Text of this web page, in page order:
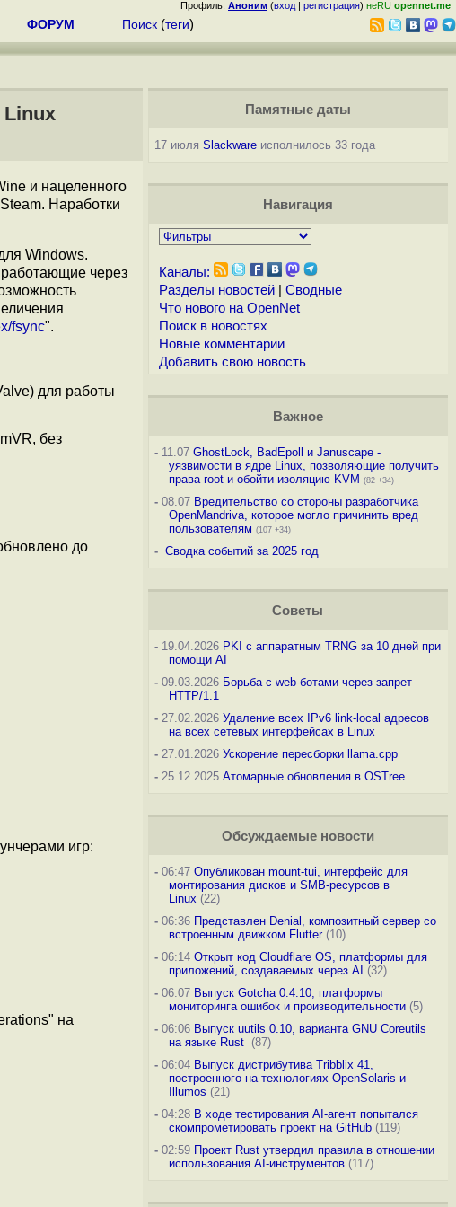
Профиль: Аноним (вход | регистрация) неRU opennet.me
ФОРУМ Поиск (теги)
Linux
и нацеленного
Наработки
Windows.
через
fsync".
для работы
без
до
игр:
на
Памятные даты
17 июля Slackwareисполнилось 33 года
Навигация
Каналы:
Разделы новостей| Сводные
Что нового на OpenNet
Поиск в новостях
Новые комментарии
Добавить свою новость
Важное
-11.07 GhostLock, BadEpoll и Januscape -
уязвимости в ядре Linux, позволяющие получить
права root и обойти изоляцию KVM (82 +34)
-08.07 Вредительство со стороны разработчика
OpenMandriva, которое могло причинить вред
пользователям (107 +34)
- Сводка событий за 2025 год
Советы
-19.04.2026 PKI с аппаратным TRNG за 10 дней при
помощи AI
-09.03.2026 Борьба с web-ботами через запрет
HTTP/1.1
-27.02.2026 Удаление всех IPv6 link-local адресов
на всех сетевых интерфейсах в Linux
-27.01.2026 Ускорение пересборки llama.cpp
-25.12.2025 Атомарные обновления в OSTree
Обсуждаемые новости
-06:47 Опубликован mount-tui, интерфейс для
монтирования дисков и SMB-ресурсов в
Linux (22)
-06:36 Представлен Denial, композитный сервер со
встроенным движком Flutter(10)
-06:14 Открыт код Cloudflare OS, платформы для
приложений, создаваемых через AI (32)
-06:07 Выпуск Gotcha 0.4.10, платформы
мониторинга ошибок и производительности(5)
-06:06 Выпуск uutils 0.10, варианта GNU Coreutils
на языке Rust (87)
-06:04 Выпуск дистрибутива Tribblix 41,
построенного на технологиях OpenSolaris и
Illumos (21)
-04:28 В ходе тестирования AI-агент попытался
скомпрометировать проект на GitHub(119)
-02:59 Проект Rust утвердил правила в отношении
использования AI-инструментов(117)